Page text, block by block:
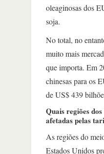
oleaginosas dos
soja.
No total, no
muito mais
que importa. Em
chinesas para os
de US$ 439
Quais regiões
afetadas pelas
As regiões do
Estados Unidos